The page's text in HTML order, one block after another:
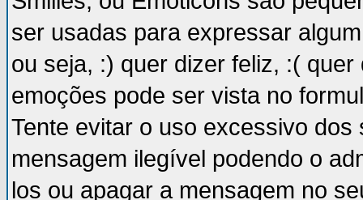
ser usadas para expressar
ou seja, :) quer dizer feliz, :(
emoções pode ser vista no
Tente evitar o uso excessivo
mensagem ilegível podendo o
los ou apagar a mensagem no